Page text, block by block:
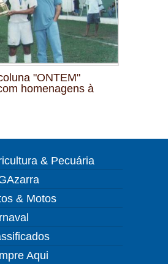
"ONTEM"
homenagens à
& Pecuária
& Motos
Aqui